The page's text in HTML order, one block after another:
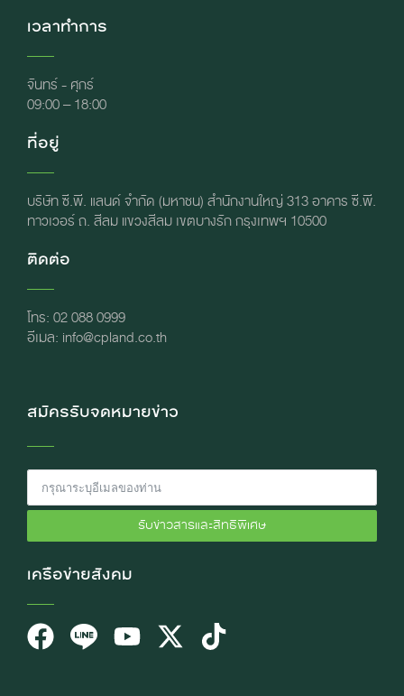
เวลาทำการ
จันทร์ - ศุกร์
09:00 – 18:00
ที่อยู่
บริษัท ซี.พี. แลนด์ จำกัด (มหาชน) สำนักงานใหญ่ 313 อาคาร ซี.พี.
ทาวเวอร์ ถ. สีลม แขวงสีลม เขตบางรัก กรุงเทพฯ 10500
ติดต่อ
โทร: 02 088 0999
อีเมล: info@cpland.co.th
สมัครรับจดหมายข่าว
รับข่าวสารและสิทธิพิเศษ
เครือข่ายสังคม